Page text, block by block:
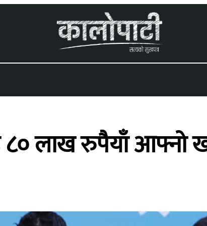
८० लाख रुपैयाँ आफ्नो